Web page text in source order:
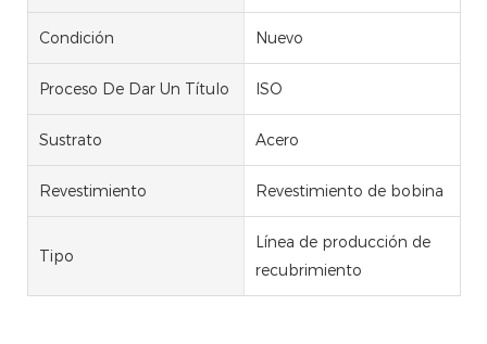
Condición Nuevo
Proceso De Dar Un Título ISO
Sustrato Acero
Revestimiento Revestimiento de bobina
Tipo
Línea de producción de
recubrimiento